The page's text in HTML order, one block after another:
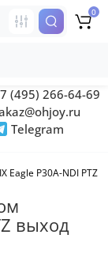
(495) 266-64-69
Telegram
0
Eagle P30A-NDI PTZ
выход